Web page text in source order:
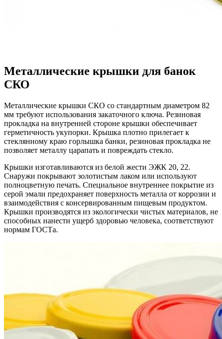
Металлические крышки для банок
СКО
Металлические крышки СКО со стандартным диаметром 82
мм требуют использования закаточного ключа. Резиновая
прокладка на внутренней стороне крышки обеспечивает
герметичность укупорки. Крышка плотно прилегает к
стеклянному краю горлышка банки, резиновая прокладка не
позволяет металлу царапать и повреждать стекло.
Крышки изготавливаются из белой жести ЭЖК 20, 22.
Снаружи покрывают золотистым лаком или используют
полноцветную печать. Специальное внутреннее покрытие из
серой эмали предохраняет поверхность металла от коррозии и
взаимодействия с консервированным пищевым продуктом.
Крышки производятся из экологически чистых материалов, не
способных нанести ущерб здоровью человека, соответствуют
нормам ГОСТа.